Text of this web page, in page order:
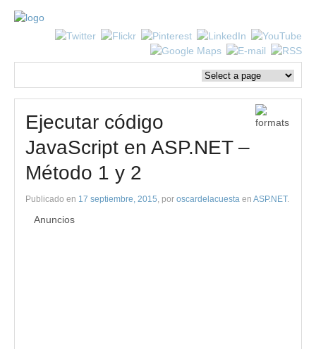
Ejecutar código
JavaScript en ASP.NET –
Método 1 y 2
Publicado en 17 septiembre, 2015, por oscardelacuesta en ASP.NET.
Anuncios